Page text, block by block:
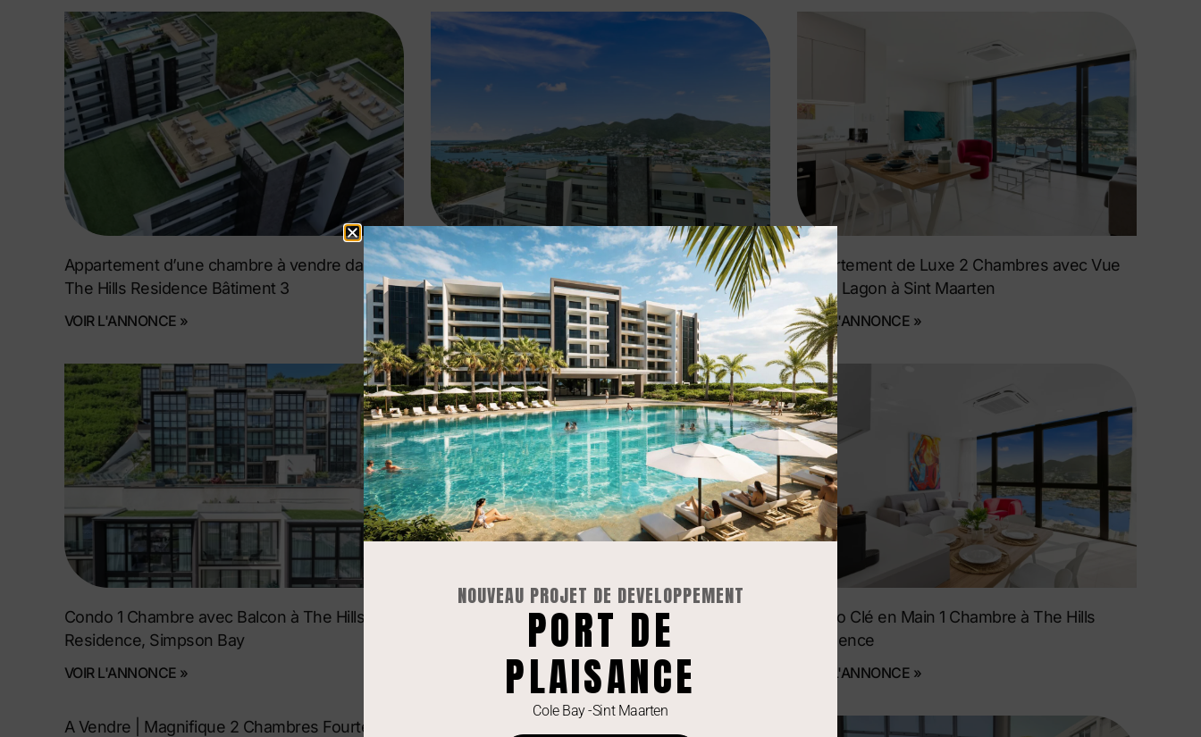
Appartement d’une chambre à vendre dans
The Hills Residence Bâtiment 3
VOIR L'ANNONCE »
A Louer | Bel Appartement Résidentiel Meublé
– The Hills Residence
VOIR L'ANNONCE »
Appartement de Luxe 2 Chambres avec Vue
sur le Lagon à Sint Maarten
VOIR L'ANNONCE »
Condo 1 Chambre avec Balcon à The Hills
Residence, Simpson Bay
VOIR L'ANNONCE »
Rare Condo 3 Chambres à The Hills
Residence, Simpson Bay
VOIR L'ANNONCE »
Condo Clé en Main 1 Chambre à The Hills
Residence
VOIR L'ANNONCE »
A Vendre | Magnifique 2 Chambres Fourteen
NOUVEAU PROJET DE DEVELOPPEMENT
PORT DE
PLAISANCE
Cole Bay -Sint Maarten